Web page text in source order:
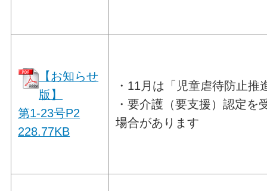
【お知らせ
版】
第1-23号P2
228.77KB
・11月は「児童虐待防止推
・要介護（要支援）認定を
場合があります